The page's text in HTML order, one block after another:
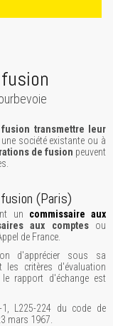
transmettre leur
société existante ou à
de fusion peuvent
(Paris)
un commissaire aux
aux comptesou
de France.
d'apprécier sous sa
les critères d'évaluation
rapport d'échange est
1, L225-224 du code de
mars 1967.